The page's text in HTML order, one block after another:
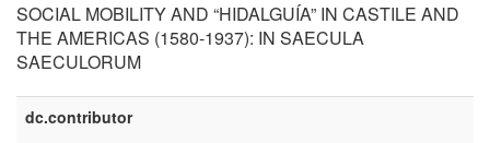
SOCIAL MOBILITY AND “HIDALGUÍA” IN CASTILE AND
THE AMERICAS (1580-1937): IN SAECULA
SAECULORUM
dc.contributor